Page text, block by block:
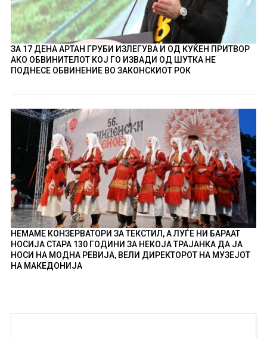
ЗА 17 ДЕНА АРТАН ГРУБИ ИЗЛЕГУВА И ОД КУЌЕН ПРИТВОР
АКО ОБВИНИТЕЛОТ КОЈ ГО ИЗВАДИ ОД ШУТКА НЕ
ПОДНЕСЕ ОБВИНЕНИЕ ВО ЗАКОНСКИОТ РОК
НЕМАМЕ КОНЗЕРВАТОРИ ЗА ТЕКСТИЛ, А ЛУЃЕ НИ БАРААТ
НОСИЈА СТАРА 130 ГОДИНИ ЗА НЕКОЈА ТРАЈАНКА ДА ЈА
НОСИ НА МОДНА РЕВИЈА, ВЕЛИ ДИРЕКТОРОТ НА МУЗЕЈОТ
НА МАКЕДОНИЈА